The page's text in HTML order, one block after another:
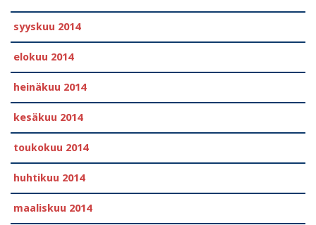
syyskuu 2014
elokuu 2014
heinäkuu 2014
kesäkuu 2014
toukokuu 2014
huhtikuu 2014
maaliskuu 2014